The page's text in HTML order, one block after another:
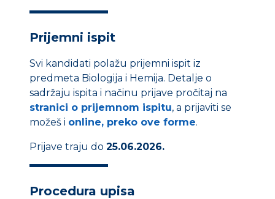
Prijemni ispit
Svi kandidati polažu prijemni ispit iz
predmeta Biologija i Hemija. Detalje o
sadržaju ispita i načinu prijave pročitaj na
stranici o prijemnom ispitu, a prijaviti se
možeš i online, preko ove forme.
Prijave traju do 25.06.2026.
Procedura upisa